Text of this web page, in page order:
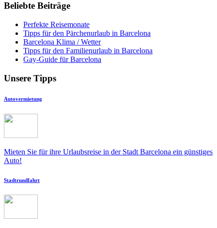
Beliebte Beiträge
Perfekte Reisemonate
Tipps für den Pärchenurlaub in Barcelona
Barcelona Klima / Wetter
Tipps für den Familienurlaub in Barcelona
Gay-Guide für Barcelona
Unsere Tipps
Autovermietung
Mieten Sie für ihre Urlaubsreise in der Stadt Barcelona ein günstiges
Auto!
Stadtrundfahrt